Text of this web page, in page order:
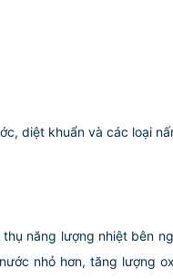
diệt khuẩn và các loại
năng lượng nhiệt bên
nhỏ hơn, tăng lượng